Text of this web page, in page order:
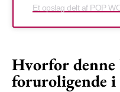
Hvorfor
foruroligende i